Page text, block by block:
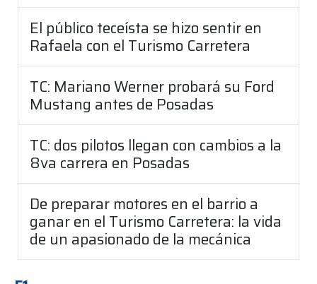
El público teceísta se hizo sentir en
Rafaela con el Turismo Carretera
TC: Mariano Werner probará su Ford
Mustang antes de Posadas
TC: dos pilotos llegan con cambios a la
8va carrera en Posadas
De preparar motores en el barrio a
ganar en el Turismo Carretera: la vida
de un apasionado de la mecánica